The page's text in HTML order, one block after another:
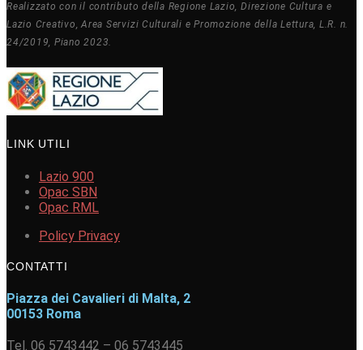
Realizzato con il contributo della Regione Lazio, Direzione Cultura e
Lazio Creativo, Area Servizi Culturali e Promozione della Lettura, L.R. n.
24/2019, Piano 2023.
LINK UTILI
Lazio 900
Opac SBN
Opac RML
Policy Privacy
CONTATTI
Piazza dei Cavalieri di Malta, 2
00153 Roma
Tel. 06 5743442 – 06 5743445